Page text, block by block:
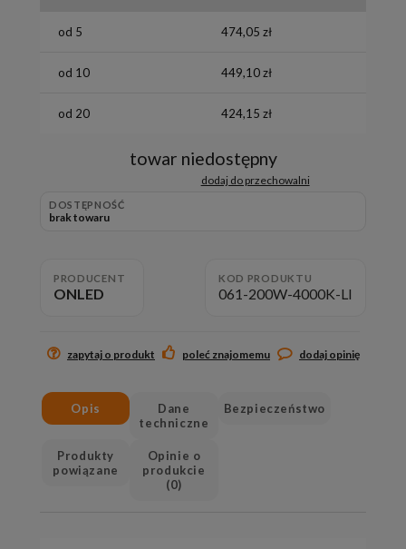
od 5 474,05 zł
od 10 449,10 zł
od 20 424,15 zł
towar niedostępny
dodaj do przechowalni
DOSTĘPNOŚĆ
brak towaru
PRODUCENT
ONLED
KOD PRODUKTU
061-200W-4000K-LI
zapytaj o produkt poleć znajomemu dodaj opinię
Opis
Dane
techniczne
Bezpieczeństwo
Produkty
powiązane
Opinie o
produkcie
(0)